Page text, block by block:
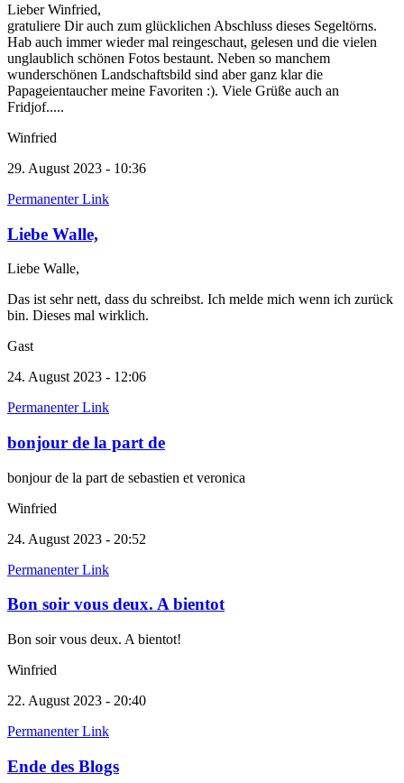
Lieber Winfried,
gratuliere Dir auch zum glücklichen Abschluss dieses Segeltörns.
Hab auch immer wieder mal reingeschaut, gelesen und die vielen
unglaublich schönen Fotos bestaunt. Neben so manchem
wunderschönen Landschaftsbild sind aber ganz klar die
Papageientaucher meine Favoriten :). Viele Grüße auch an
Fridjof.....
Winfried
29. August 2023 - 10:36
Permanenter Link
Liebe Walle,
Liebe Walle,
Das ist sehr nett, dass du schreibst. Ich melde mich wenn ich zurück
bin. Dieses mal wirklich.
Gast
24. August 2023 - 12:06
Permanenter Link
bonjour de la part de
bonjour de la part de sebastien et veronica
Winfried
24. August 2023 - 20:52
Permanenter Link
Bon soir vous deux. A bientot
Bon soir vous deux. A bientot!
Winfried
22. August 2023 - 20:40
Permanenter Link
Ende des Blogs